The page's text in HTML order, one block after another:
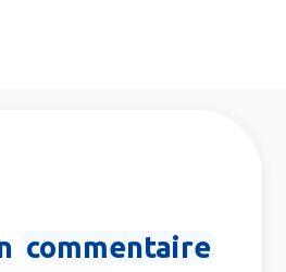
commentaire